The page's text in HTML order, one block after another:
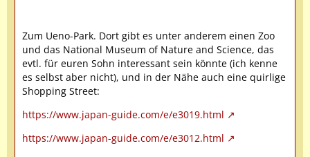
Zum Ueno-Park. Dort gibt es unter anderem einen Zoo
und das National Museum of Nature and Science, das
evtl. für euren Sohn interessant sein könnte (ich kenne
es selbst aber nicht), und in der Nähe auch eine quirlige
Shopping Street:
https://www.japan-guide.com/e/e3019.html
https://www.japan-guide.com/e/e3012.html